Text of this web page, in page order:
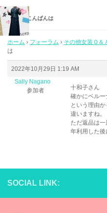
返信先: こんばんは
ホーム › フォーラム › その他女装Ｑ＆
は
2022年10月29日 1:19 AM
Sally Nagano
参加者
十和子さん
確かにベル
という理由
違いますね。
ただ返品は
年利用した
SOCIAL LINK: